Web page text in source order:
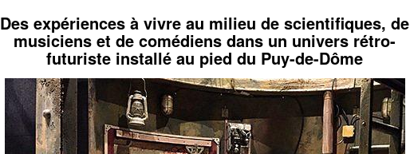
Des expériences à vivre au milieu de scientifiques, de
musiciens et de comédiens dans un univers rétro-
futuriste installé au pied du Puy-de-Dôme